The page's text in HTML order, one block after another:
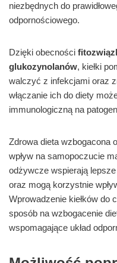
niezbędnych do
odpornościowego.
Dzięki obecności
glukozynolanów, kiełki
walczyć z infekcjami oraz
włączanie ich do diety
immunologiczną na
Zdrowa dieta wzbogacona
wpływ na samopoczucie
odżywcze wspierają
oraz mogą korzystnie
Wprowadzenie kiełków do
sposób na wzbogacenie
wspomagające układ